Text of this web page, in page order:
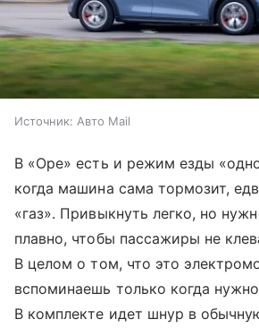
Источник: Авто Mail
В «Оре» есть и режим езды
когда машина сама тормозит,
«газ». Привыкнуть легко, но
плавно, чтобы пассажиры не
В целом о том, что это
вспоминаешь только когда
В комплекте идет шнур в